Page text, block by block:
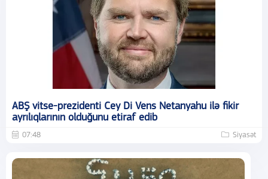
ABŞ vitse-prezidenti Cey Di Vens Netanyahu ilə fikir
ayrılıqlarının olduğunu etiraf edib
07:48 Siyasət